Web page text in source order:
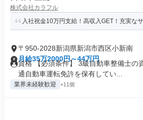
株式会社カラフル
入社祝金10万円支給！高収入GET！充実な
〒950-2028新潟県新潟市西区小新南
月給35万2000円～44万円
資格 【必須条件】 3級自動車整備士の
通自動車運転免許を保有してい...
業界未経験歓迎 +11個